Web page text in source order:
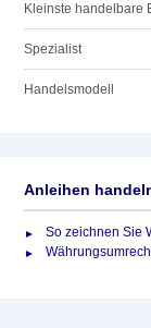
Kleinste handelbare
Spezialist
Handelsmodell
Anleihen
So zeichnen Sie